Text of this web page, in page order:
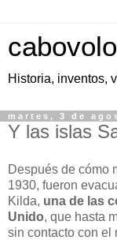
cabovolo
Historia, inventos,
martes, 3 de
Y las islas
Después de cómo
1930, fueron
Kilda, una de las
Unido, que hasta
sin contacto con el